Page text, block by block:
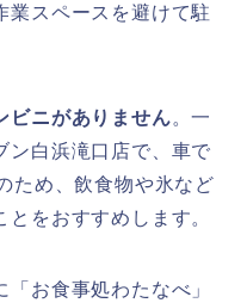
業スペースを避けて駐
ビニがありません。一
ン白浜滝口店で、車で
ため、飲食物や氷など
をおすすめします。
お食事処わたなべ」